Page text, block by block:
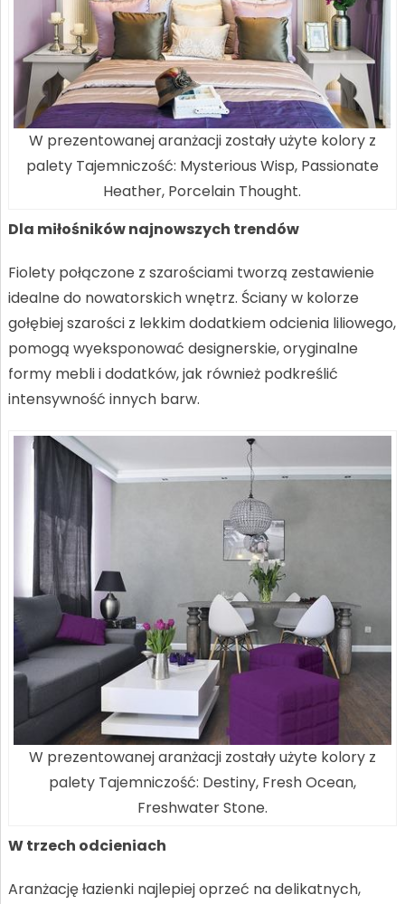
W prezentowanej aranżacji zostały użyte kolory z
palety Tajemniczość: Mysterious Wisp, Passionate
Heather, Porcelain Thought.
Dla miłośników najnowszych trendów
Fiolety połączone z szarościami tworzą zestawienie
idealne do nowatorskich wnętrz. Ściany w kolorze
gołębiej szarości z lekkim dodatkiem odcienia liliowego,
pomogą wyeksponować designerskie, oryginalne
formy mebli i dodatków, jak również podkreślić
intensywność innych barw.
W prezentowanej aranżacji zostały użyte kolory z
palety Tajemniczość: Destiny, Fresh Ocean,
Freshwater Stone.
W trzech odcieniach
Aranżację łazienki najlepiej oprzeć na delikatnych,